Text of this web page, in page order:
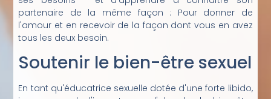
partenaire de la même façon : Pour donner de
l'amour et en recevoir de la façon dont vous en avez
tous les deux besoin.
Soutenir le bien-être sexuel
En tant qu'éducatrice sexuelle dotée d'une forte libido,